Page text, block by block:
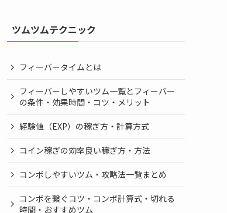
ツムツムテクニック
フィーバータイムとは
フィーバーしやすいツム一覧とフィーバー
の条件・効果時間・コツ・メリット
経験値（EXP）の稼ぎ方・計算方式
コイン稼ぎの効率良い稼ぎ方・方法
コンボしやすいツム・攻略法一覧まとめ
コンボを繋ぐコツ・コンボ計算式・切れる
時間・おすすめツム